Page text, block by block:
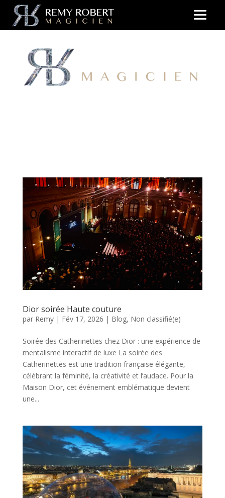
Dior soirée Haute couture
par Remy| Fév 17, 2026 | Blog, Non classifié(e)
Soirée des Catherinettes chez Dior : une expérience de
mentalisme interactif de luxe La soirée des
Catherinettes est une tradition française élégante,
célébrant la féminité, la créativité et l’audace. Pour la
Maison Dior, cet événement emblématique devient
une...